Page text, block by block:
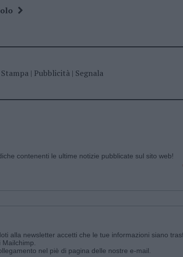
| Pubblicità| Segnala
contenenti le ultime notizie pubblicate sul sito web!
alla newsletter accetti che le tue informazioni siano
Mailchimp
nel piè di pagina delle nostre e-mail.